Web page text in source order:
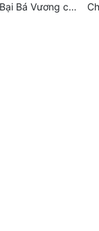
Chương 5171: Bại Bá Vương chi tử, làm thịt Bá Vương hậu duệ